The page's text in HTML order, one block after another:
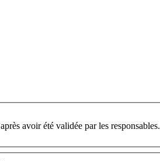
avoir été validée par les responsables.